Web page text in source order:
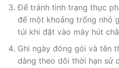
Để tránh tình trạng thực
để một khoảng trống nhỏ
túi khi đặt vào máy hút
Ghi ngày đóng gói và tên
dàng theo dõi thời hạn sử